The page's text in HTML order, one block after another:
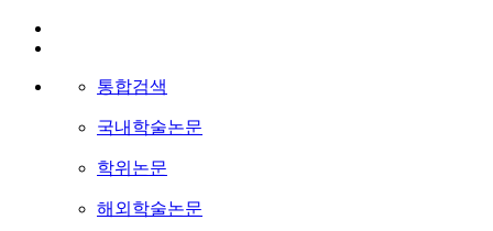
통합검색
국내학술논문
학위논문
해외학술논문